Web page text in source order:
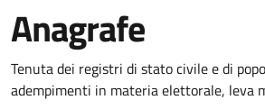
Anagrafe
Tenuta dei registri di stato civile e di
adempimenti in materia elettorale, leva